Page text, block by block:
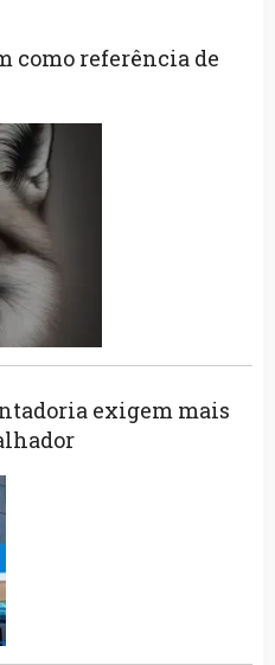
como referência de
exigem mais